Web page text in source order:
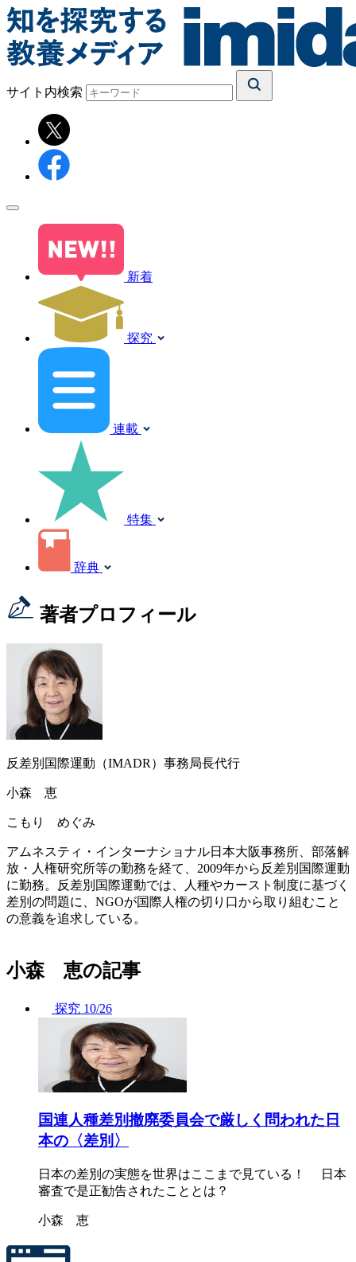
サイト内検索
新着
探究
連載
特集
辞典
著者プロフィール
反差別国際運動（IMADR）事務局長代行
小森 恵
こもり めぐみ
アムネスティ・インターナショナル日本大阪事務所、部落解
放・人権研究所等の勤務を経て、2009年から反差別国際運動
に勤務。反差別国際運動では、人種やカースト制度に基づく
差別の問題に、NGOが国際人権の切り口から取り組むこと
の意義を追求している。
小森 恵の記事
探究 10/26
国連人種差別撤廃委員会で厳しく問われた日
本の〈差別〉
日本の差別の実態を世界はここまで見ている！ 日本
審査で是正勧告されたこととは？
小森 恵